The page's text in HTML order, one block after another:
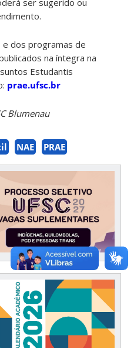
e dos programas de
na íntegra na
Estudantis
prae.ufsc.br
Blumenau
NAE PRAE